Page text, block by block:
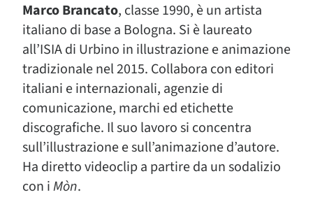
Marco Brancato, classe 1990, è un artista
italiano di base a Bologna. Si è laureato
all’ISIA di Urbino in illustrazione e animazione
tradizionale nel 2015. Collabora con editori
italiani e internazionali, agenzie di
comunicazione, marchi ed etichette
discografiche. Il suo lavoro si concentra
sull’illustrazione e sull’animazione d’autore.
Ha diretto videoclip a partire da un sodalizio
con iMòn.